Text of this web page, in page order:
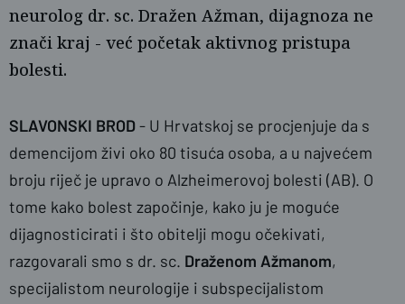
P. Com
neurolog dr. sc. Dražen Ažman, dijagnoza ne
znači kraj - već početak aktivnog pristupa
bolesti.
SLAVONSKI BROD- U Hrvatskoj se procjenjuje da s
demencijom živi oko 80 tisuća osoba, a u najvećem
broju riječ je upravo o Alzheimerovoj bolesti (AB). O
tome kako bolest započinje, kako ju je moguće
dijagnosticirati i što obitelji mogu očekivati,
razgovarali smo s dr. sc. Draženom Ažmanom,
specijalistom neurologije i subspecijalistom